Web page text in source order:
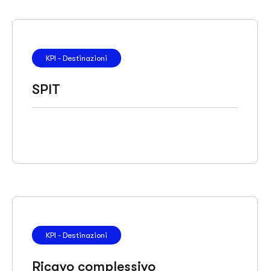
KPI - Destinazioni
SPIT
KPI - Destinazioni
Ricavo complessivo